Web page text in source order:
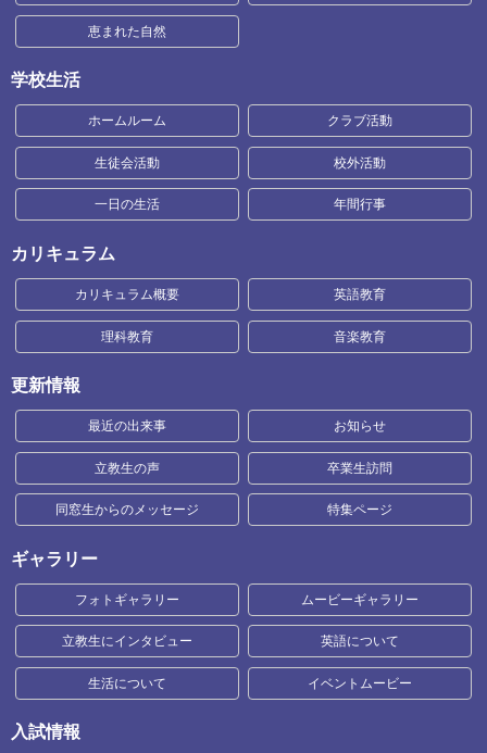
恵まれた自然
学校生活
ホームルーム クラブ活動
生徒会活動 校外活動
一日の生活 年間行事
カリキュラム
カリキュラム概要 英語教育
理科教育 音楽教育
更新情報
最近の出来事 お知らせ
立教生の声 卒業生訪問
同窓生からのメッセージ 特集ページ
ギャラリー
フォトギャラリー ムービーギャラリー
立教生にインタビュー 英語について
生活について イベントムービー
入試情報